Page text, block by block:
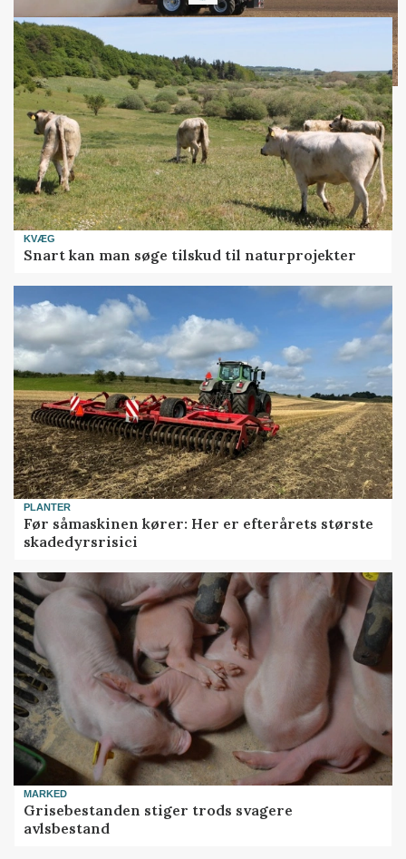
KVÆG
Snart kan man søge tilskud til naturprojekter
PLANTER
Før såmaskinen kører: Her er efterårets største
skadedyrsrisici
MARKED
Grisebestanden stiger trods svagere
avlsbestand